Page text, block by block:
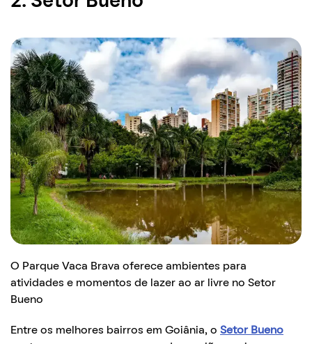
O Parque Vaca Brava oferece ambientes para
atividades e momentos de lazer ao ar livre no Setor
Bueno
Entre os melhores bairros em Goiânia, o Setor Bueno